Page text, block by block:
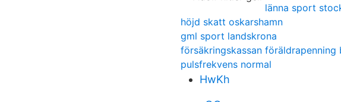
länna sport
höjd skatt oskarshamn
gml sport landskrona
försäkringskassan föräldrapenning
pulsfrekvens normal
HwKh